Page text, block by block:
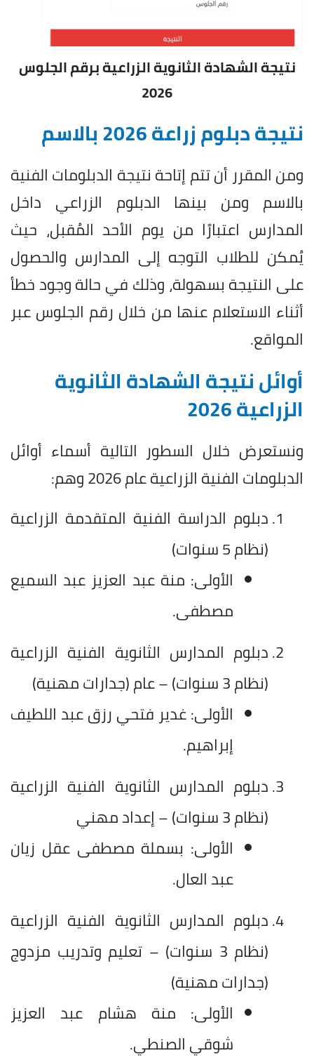
نتيجة الشهادة الثانوية الزراعية برقم الجلوس
2026
نتيجة دبلوم زراعة 2026 بالاسم
ومن المقرر أن تتم إتاحة نتيجة الدبلومات الفنية
بالاسم ومن بينها الدبلوم الزراعي داخل
المدارس اعتبارًا من يوم الأحد المُقبل، حيث
يُمكن للطلاب التوجه إلى المدارس والحصول
على النتيجة بسهولة، وذلك في حالة وجود خطأ
أثناء الاستعلام عنها من خلال رقم الجلوس عبر
المواقع.
أوائل نتيجة الشهادة الثانوية
الزراعية 2026
ونستعرض خلال السطور التالية أسماء أوائل
الدبلومات الفنية الزراعية عام 2026 وهم:
دبلوم الدراسة الفنية المتقدمة الزراعية
(نظام 5 سنوات)
الأولى: منة عبد العزيز عبد السميع
مصطفى.
دبلوم المدارس الثانوية الفنية الزراعية
(نظام 3 سنوات) – عام (جدارات مهنية)
الأولى: غدير فتحي رزق عبد اللطيف
إبراهيم.
دبلوم المدارس الثانوية الفنية الزراعية
(نظام 3 سنوات) – إعداد مهني
الأولى: بسملة مصطفى عقل زيان
عبد العال.
دبلوم المدارس الثانوية الفنية الزراعية
(نظام 3 سنوات) – تعليم وتدريب مزدوج
(جدارات مهنية)
الأولى: منة هشام عبد العزيز
شوقي الصنطي.